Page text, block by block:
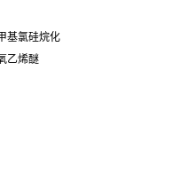
基氯硅烷化
乙烯醚